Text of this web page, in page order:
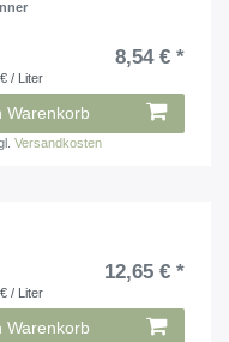
8,54 € *
/ Liter
Warenkorb
Versandkosten
12,65 € *
/ Liter
Warenkorb